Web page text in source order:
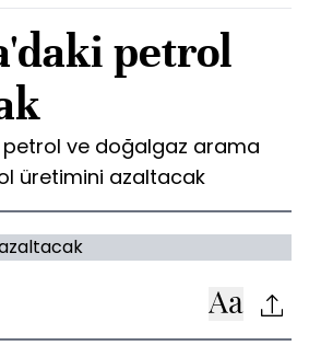
petrol
petrol ve doğalgaz arama
üretimini azaltacak